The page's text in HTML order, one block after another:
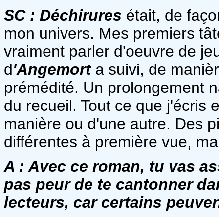
SC : Déchirures était, de
mon univers. Mes premiers
vraiment parler d'oeuvre de
d'Angemorta suivi, de
prémédité. Un prolongement
du recueil. Tout ce que j'écris
manière ou d'une autre. Des
différentes à première vue,
A : Avec ce roman, tu vas
pas peur de te cantonner
lecteurs, car certains